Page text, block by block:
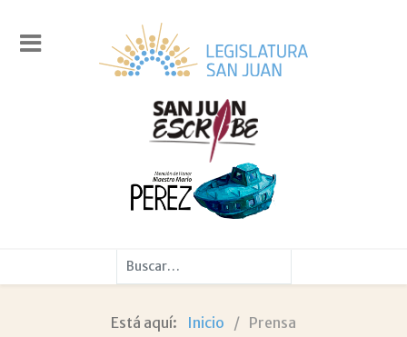
Buscar
Está aquí: Inicio Prensa